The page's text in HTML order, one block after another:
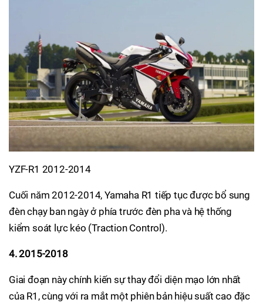
YZF-R1 2012-2014
​Cuối năm 2012-2014, Yamaha R1 tiếp tục được bổ sung
đèn chạy ban ngày ở phía trước đèn pha và hệ thống
kiểm soát lực kéo (Traction Control).
4. 2015-2018
Giai đoạn này chính kiến sự thay đổi diện mạo lớn nhất
của R1, cùng với ra mắt một phiên bản hiệu suất cao đặc